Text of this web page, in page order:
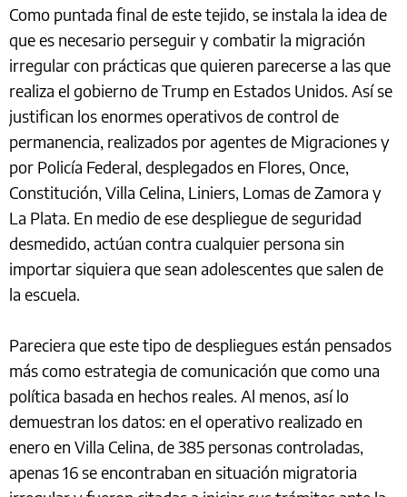
Como puntada final de este tejido, se instala la idea de
que es necesario perseguir y combatir la migración
irregular con prácticas que quieren parecerse a las que
realiza el gobierno de Trump en Estados Unidos. Así se
justifican los enormes operativos de control de
permanencia, realizados por agentes de Migraciones y
por Policía Federal, desplegados en Flores, Once,
Constitución, Villa Celina, Liniers, Lomas de Zamora y
La Plata. En medio de ese despliegue de seguridad
desmedido, actúan contra cualquier persona sin
importar siquiera que sean adolescentes que salen de
la escuela.
Pareciera que este tipo de despliegues están pensados
más como estrategia de comunicación que como una
política basada en hechos reales. Al menos, así lo
demuestran los datos: en el operativo realizado en
enero en Villa Celina, de 385 personas controladas,
apenas 16 se encontraban en situación migratoria